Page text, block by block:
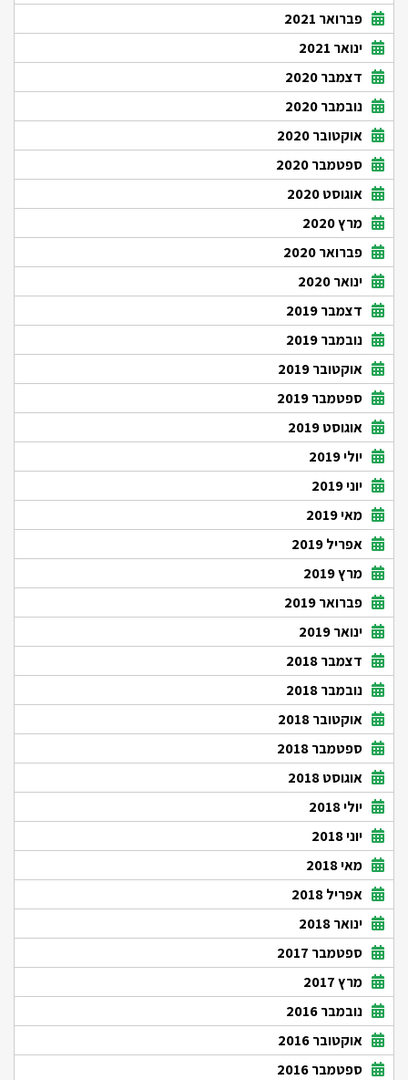
פברואר 2021
ינואר 2021
דצמבר 2020
נובמבר 2020
אוקטובר 2020
ספטמבר 2020
אוגוסט 2020
מרץ 2020
פברואר 2020
ינואר 2020
דצמבר 2019
נובמבר 2019
אוקטובר 2019
ספטמבר 2019
אוגוסט 2019
יולי 2019
יוני 2019
מאי 2019
אפריל 2019
מרץ 2019
פברואר 2019
ינואר 2019
דצמבר 2018
נובמבר 2018
אוקטובר 2018
ספטמבר 2018
אוגוסט 2018
יולי 2018
יוני 2018
מאי 2018
אפריל 2018
ינואר 2018
ספטמבר 2017
מרץ 2017
נובמבר 2016
אוקטובר 2016
ספטמבר 2016